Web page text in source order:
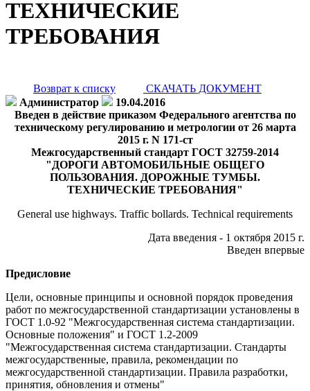
ТЕХНИЧЕСКИЕ
ТРЕБОВАНИЯ
Возврат к списку
СКАЧАТЬ ДОКУМЕНТ
Администратор
19.04.2016
Введен в действие приказом Федерального агентства по
техническому регулированию и метрологии от 26 марта
2015 г. N 171-ст
Межгосударственный стандарт ГОСТ 32759-2014
"ДОРОГИ АВТОМОБИЛЬНЫЕ ОБЩЕГО
ПОЛЬЗОВАНИЯ. ДОРОЖНЫЕ ТУМБЫ.
ТЕХНИЧЕСКИЕ ТРЕБОВАНИЯ"
General use highways. Traffic bollards. Technical requirements
Дата введения - 1 октября 2015 г.
Введен впервые
Предисловие
Цели, основные принципы и основной порядок проведения
работ по межгосударственной стандартизации установлены в
ГОСТ 1.0-92 "Межгосударственная система стандартизации.
Основные положения" и ГОСТ 1.2-2009
"Межгосударственная система стандартизации. Стандарты
межгосударственные, правила, рекомендации по
межгосударственной стандартизации. Правила разработки,
принятия, обновления и отмены"